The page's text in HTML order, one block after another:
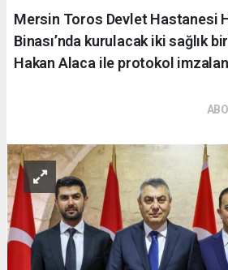
Mersin Toros Devlet Hastanesi
Binası’nda kurulacak iki sağlık
Hakan Alaca ile protokol